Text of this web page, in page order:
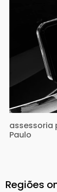
assessoria
Paulo
Regiões